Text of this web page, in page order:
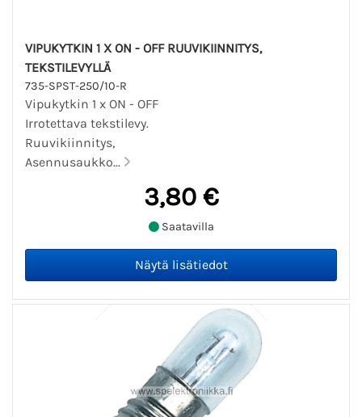
VIPUKYTKIN 1 X ON - OFF RUUVIKIINNITYS,
TEKSTILEVYLLÄ
735-SPST-250/10-R
Vipukytkin 1 x ON - OFF
Irrotettava tekstilevy.
Ruuvikiinnitys,
Asennusaukko...
3,80 €
Saatavilla